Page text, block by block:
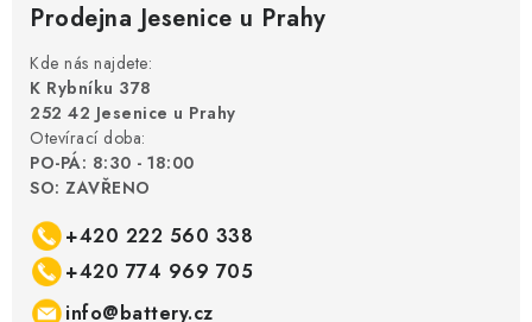
Prodejna Jesenice u Prahy
Kde nás najdete:
K Rybníku 378
252 42 Jesenice u Prahy
Otevírací doba:
PO-PÁ: 8:30 - 18:00
SO: ZAVŘENO
+420 222 560 338
+420 774 969 705
info@battery.cz